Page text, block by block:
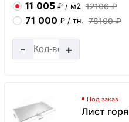
11 005 ₽ / м2 12106 ₽
71 000 ₽ / тн. 78100 ₽
- +
Под заказ
Лист